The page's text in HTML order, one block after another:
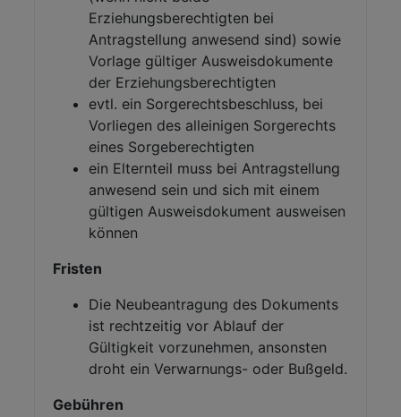
Erziehungsberechtigten bei
Antragstellung anwesend sind) sowie
Vorlage gültiger Ausweisdokumente
der Erziehungsberechtigten
evtl. ein Sorgerechtsbeschluss, bei
Vorliegen des alleinigen Sorgerechts
eines Sorgeberechtigten
ein Elternteil muss bei Antragstellung
anwesend sein und sich mit einem
gültigen Ausweisdokument ausweisen
können
Fristen
Die Neubeantragung des Dokuments
ist rechtzeitig vor Ablauf der
Gültigkeit vorzunehmen, ansonsten
droht ein Verwarnungs- oder Bußgeld.
Gebühren